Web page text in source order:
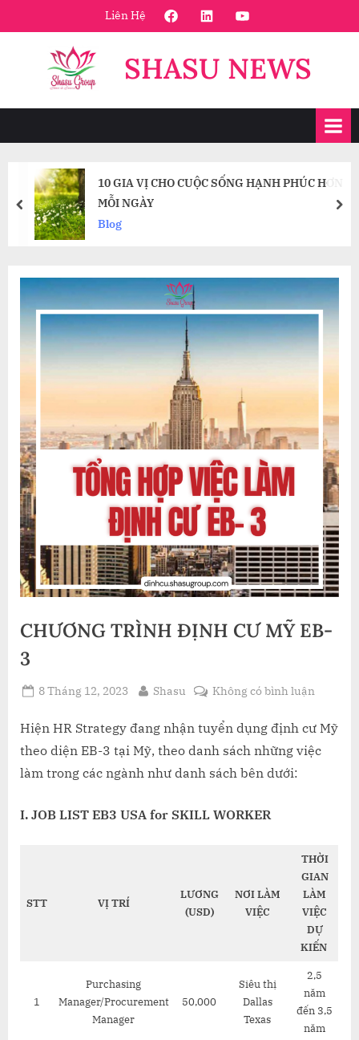
to
Liên Hệ FaceBookLinkedinYoutube
SHASU NEWS
10 GIA VỊ CHO CUỘC SỐNG HẠNH PHÚC HƠN
MỖI NGÀY
Blog
prev
CHƯƠNG TRÌNH ĐỊNH CƯ MỸ EB-
3
Posted
8 Tháng 12, 2023 By
Shasu Không có bình luậnở
TRÌNH
ĐỊNH
Hiện HR Strategy đang nhận tuyển dụng định cư Mỹ
theo diện EB-3 tại Mỹ, theo danh sách những việc
làm trong các ngành như danh sách bên dưới:
I. JOB LIST EB3 USA for SKILL WORKER
STT VỊ TRÍ
LƯƠNG
(USD)
NƠI LÀM
VIỆC
THỜI
GIAN
LÀM
VIỆC
DỰ
KIẾN
1
Purchasing
Manager/Procurement
Manager
50,000
Siêu thị
Dallas
Texas
2,5
năm
đến 3,5
năm